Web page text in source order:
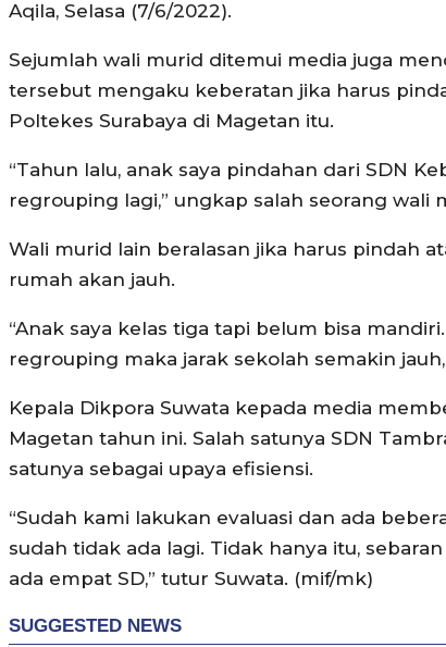
Aqila, Selasa (7/6/2022).
Sejumlah wali murid ditemui media juga
tersebut mengaku keberatan jika harus
Poltekes Surabaya di Magetan itu.
“Tahun lalu, anak saya pindahan dari SDN
regrouping lagi,” ungkap salah seorang wali
Wali murid lain beralasan jika harus pindah
rumah akan jauh.
“Anak saya kelas tiga tapi belum bisa
regrouping maka jarak sekolah semakin
Kepala Dikpora Suwata kepada media
Magetan tahun ini. Salah satunya SDN
satunya sebagai upaya efisiensi.
“Sudah kami lakukan evaluasi dan ada
sudah tidak ada lagi. Tidak hanya itu,
ada empat SD,” tutur Suwata. (mif/mk)